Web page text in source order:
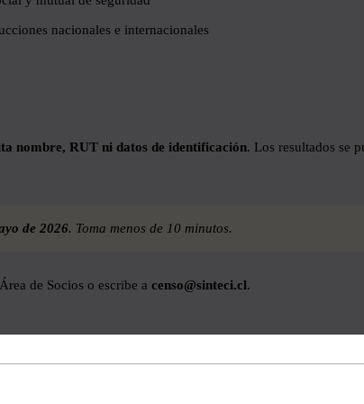
nacionales e internacionales
nombre, RUT ni datos de identificación. Los resultados se
de 2026. Toma menos de 10 minutos.
de Socios o escribe a censo@sinteci.cl.